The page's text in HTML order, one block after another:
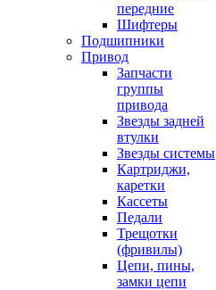
передние
Шифтеры
Подшипники
Привод
Запчасти
группы
привода
Звезды задней
втулки
Звезды системы
Картриджи,
каретки
Кассеты
Педали
Трещотки
(фривилы)
Цепи, пины,
замки цепи